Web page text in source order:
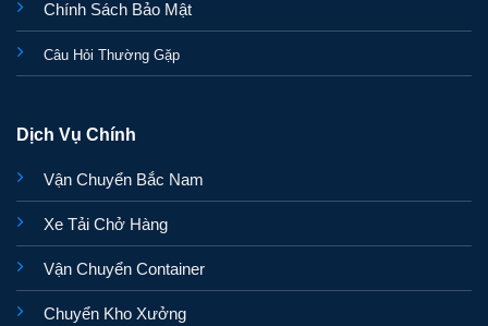
Chính Sách Bảo Mật
Câu Hỏi Thường Gặp
Dịch Vụ Chính
Vận Chuyển Bắc Nam
Xe Tải Chở Hàng
Vận Chuyển Container
Chuyển Kho Xưởng